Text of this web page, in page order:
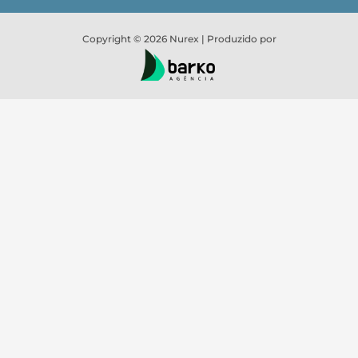
Copyright © 2026 Nurex | Produzido por